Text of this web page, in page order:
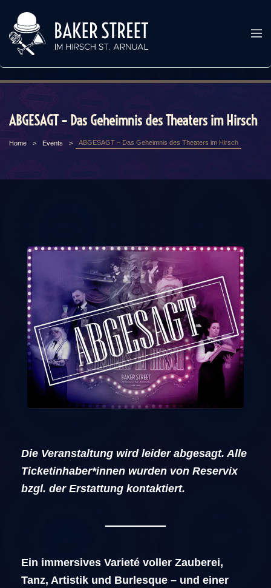
ABGESAGT – Das Geheimnis des Theaters im Hirsch
Home Events ABGESAGT – Das Geheimnis des Theaters im Hirsch
Die Veranstaltung wird leider abgesagt. Alle
Ticketinhaber*innen wurden von Reservix
bzgl. der Erstattung kontaktiert.
Ein immersives Varieté voller Zauberei,
Tanz, Artistik und Burlesque – und einer